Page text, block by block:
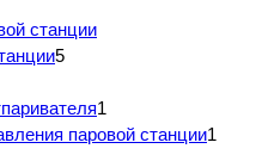
станции
5
1
паровой станции1